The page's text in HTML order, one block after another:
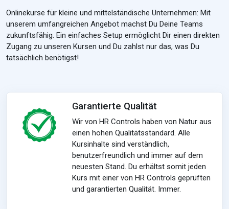
Onlinekurse für kleine und mittelständische Unternehmen: Mit
unserem umfangreichen Angebot machst Du Deine Teams
zukunftsfähig. Ein einfaches Setup ermöglicht Dir einen direkten
Zugang zu unseren Kursen und Du zahlst nur das, was Du
tatsächlich benötigst!
Garantierte Qualität
Wir von HR Controls haben von Natur aus
einen hohen Qualitätsstandard. Alle
Kursinhalte sind verständlich,
benutzerfreundlich und immer auf dem
neuesten Stand. Du erhältst somit jeden
Kurs mit einer von HR Controls geprüften
und garantierten Qualität. Immer.